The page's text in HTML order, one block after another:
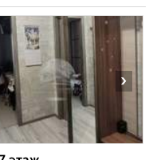
›